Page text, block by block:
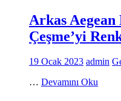
Arkas
Çeşme’yi
19 Ocak 2023 admin
… Devamını Oku